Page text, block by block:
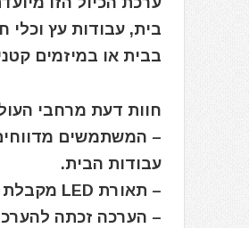
בית, עבודות עץ וכלי
בבית או במיזמים
חוות דעת מרחבי
– המשתמשים
עבודות הבית.
– תאורת LED מקבלת שבחים לגישה נוחה במיוחד במקומות חשוכים וצרים.
– הערכה זכתה